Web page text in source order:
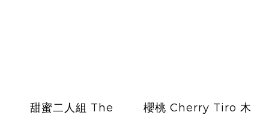
甜蜜二人組 The
櫻桃 Cherry Tiro 木